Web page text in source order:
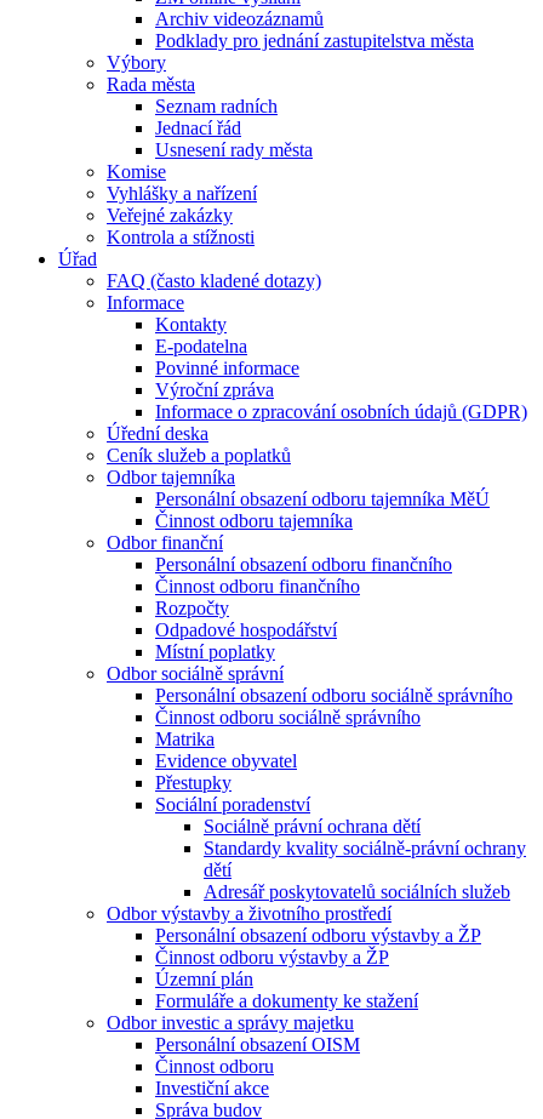
Archiv videozáznamů
Podklady pro jednání zastupitelstva města
Výbory
Rada města
Seznam radních
Jednací řád
Usnesení rady města
Komise
Vyhlášky a nařízení
Veřejné zakázky
Kontrola a stížnosti
Úřad
FAQ (často kladené dotazy)
Informace
Kontakty
E-podatelna
Povinné informace
Výroční zpráva
Informace o zpracování osobních údajů (GDPR)
Úřední deska
Ceník služeb a poplatků
Odbor tajemníka
Personální obsazení odboru tajemníka MěÚ
Činnost odboru tajemníka
Odbor finanční
Personální obsazení odboru finančního
Činnost odboru finančního
Rozpočty
Odpadové hospodářství
Místní poplatky
Odbor sociálně správní
Personální obsazení odboru sociálně správního
Činnost odboru sociálně správního
Matrika
Evidence obyvatel
Přestupky
Sociální poradenství
Sociálně právní ochrana dětí
Standardy kvality sociálně-právní ochrany
dětí
Adresář poskytovatelů sociálních služeb
Odbor výstavby a životního prostředí
Personální obsazení odboru výstavby a ŽP
Činnost odboru výstavby a ŽP
Územní plán
Formuláře a dokumenty ke stažení
Odbor investic a správy majetku
Personální obsazení OISM
Činnost odboru
Investiční akce
Správa budov